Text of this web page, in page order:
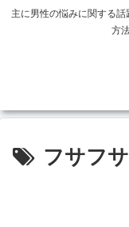
主に男性の悩みに関する
方
フサフサ